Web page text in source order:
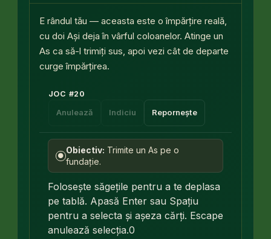
E rândul tău — aceasta este o împărțire reală,
cu doi Ași deja în vârful coloanelor. Atinge un
As ca să-l trimiți sus, apoi vezi cât de departe
curge împărțirea.
JOC #20
Anulează Indiciu Repornește
●
Obiectiv: Trimite un As pe o
fundație.
Folosește săgețile pentru a te deplasa
pe tablă. Apasă Enter sau Spațiu
pentru a selecta și așeza cărți. Escape
anulează selecția.0